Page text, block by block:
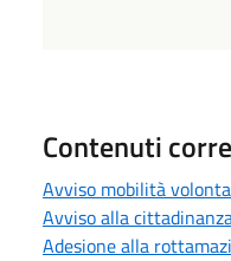
Contenuti
Avviso mobilità
Avviso alla
Adesione alla